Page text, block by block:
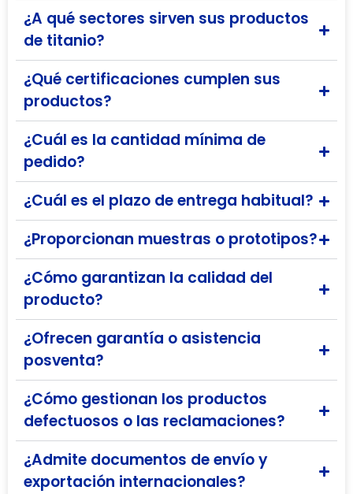
¿A qué sectores sirven sus productos
de titanio?
¿Qué certificaciones cumplen sus
productos?
¿Cuál es la cantidad mínima de
pedido?
¿Cuál es el plazo de entrega habitual?
¿Proporcionan muestras o prototipos?
¿Cómo garantizan la calidad del
producto?
¿Ofrecen garantía o asistencia
posventa?
¿Cómo gestionan los productos
defectuosos o las reclamaciones?
¿Admite documentos de envío y
exportación internacionales?